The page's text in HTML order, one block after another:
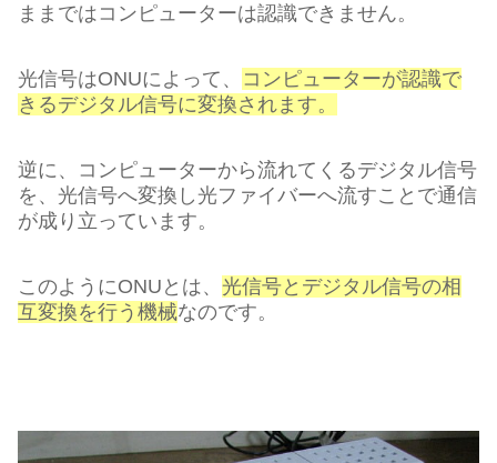
ままではコンピューターは認識できません。
光信号はONUによって、 コンピューターが認識で
きるデジタル信号に変換されます。
逆に、コンピューターから流れてくるデジタル信号
を、光信号へ変換し光ファイバーへ流すことで通信
が成り立っています。
このようにONUとは、 光信号とデジタル信号の相
互変換を行う機械なのです。